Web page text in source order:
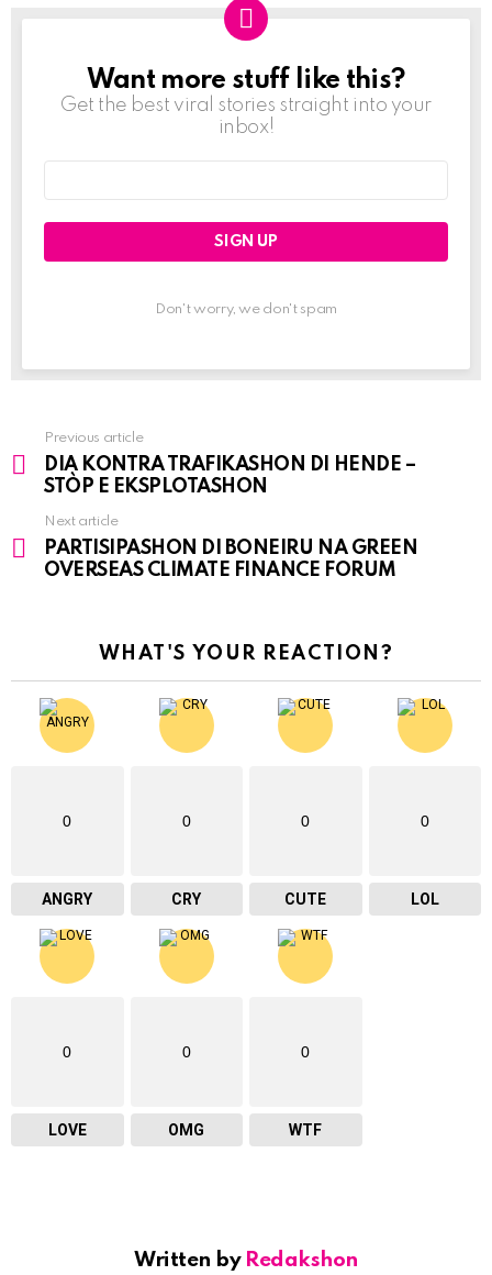
NEWSLETTER
Want more stuff like this?
Get the best viral stories straight into your
inbox!
Don't worry, we don't spam
See
more
Previous article
DIA KONTRA TRAFIKASHON DI HENDE –
STÒP E EKSPLOTASHON
Next article
PARTISIPASHON DI BONEIRU NA GREEN
OVERSEAS CLIMATE FINANCE FORUM
WHAT'S YOUR REACTION?
0
ANGRY
0
CRY
0
CUTE
0
LOL
0
LOVE
0
OMG
0
WTF
Written by Redakshon